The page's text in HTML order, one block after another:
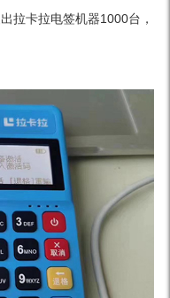
拉卡拉电签机器1000台，